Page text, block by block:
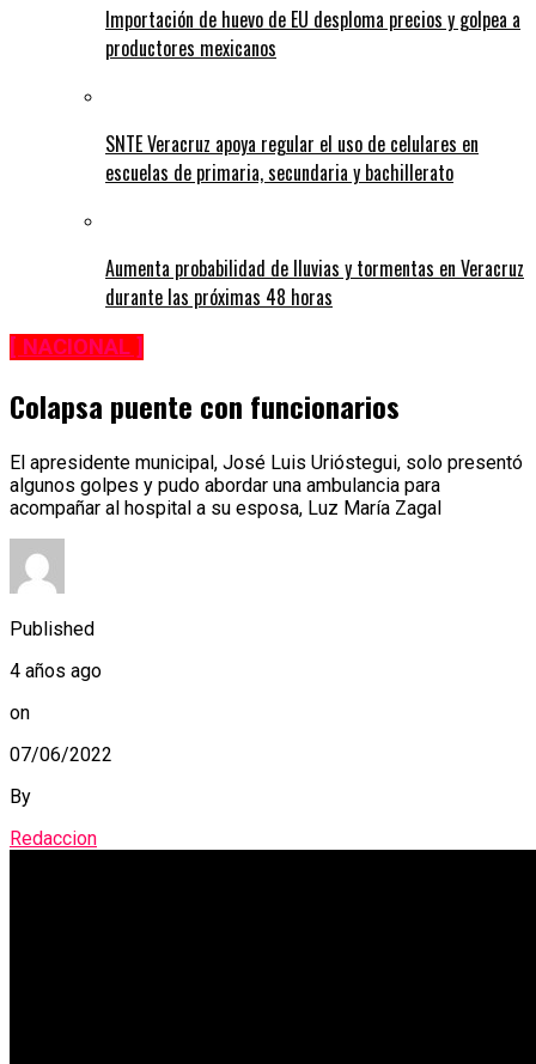
Importación de huevo de EU desploma precios y golpea a
productores mexicanos
SNTE Veracruz apoya regular el uso de celulares en
escuelas de primaria, secundaria y bachillerato
Aumenta probabilidad de lluvias y tormentas en Veracruz
durante las próximas 48 horas
[ NACIONAL ]
Colapsa puente con funcionarios
El apresidente municipal, José Luis Urióstegui, solo presentó
algunos golpes y pudo abordar una ambulancia para
acompañar al hospital a su esposa, Luz María Zagal
Published
4 años ago
on
07/06/2022
By
Redaccion